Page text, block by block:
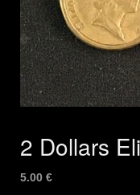
2 Dollars
5.00 €